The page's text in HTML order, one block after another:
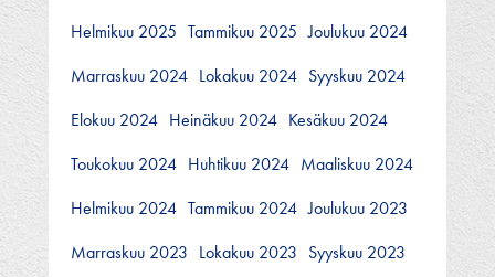
Helmikuu 2025 Tammikuu 2025 Joulukuu 2024
Marraskuu 2024 Lokakuu 2024 Syyskuu 2024
Elokuu 2024 Heinäkuu 2024 Kesäkuu 2024
Toukokuu 2024 Huhtikuu 2024 Maaliskuu 2024
Helmikuu 2024 Tammikuu 2024 Joulukuu 2023
Marraskuu 2023 Lokakuu 2023 Syyskuu 2023